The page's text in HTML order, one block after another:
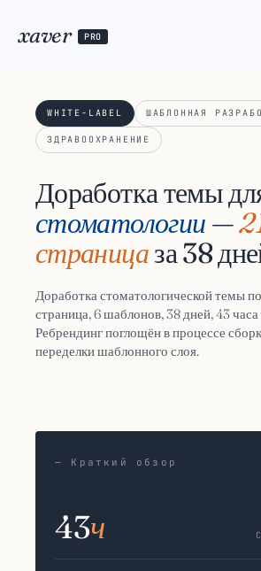
xaver PRO
WHITE-LABEL ШАБЛОННАЯ
ЗДРАВООХРАНЕНИЕ
Доработка темы
стоматологии —
страницаза 38
Доработка стоматологической темы
страница, 6 шаблонов, 38 дней, 43 часа
Ребрендинг поглощён в процессе
переделки шаблонного слоя.
— Краткий обзор
43ч